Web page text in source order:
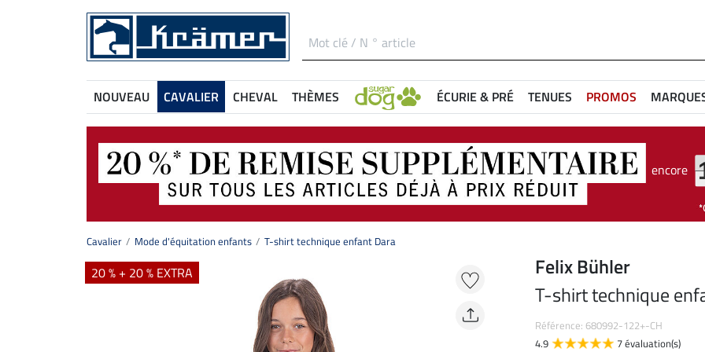
NOUVEAU CAVALIER CHEVAL THÈMES ÉCURIE & PRÉ TENUES PROMOS
encore
Cavalier Mode d'équitation enfants T-shirt technique enfant Dara
20 % + 20 % EXTRA
Felix Bühler
T-shirt technique
Référence: 680992-122+-CH
4.9
7 évaluation(s)